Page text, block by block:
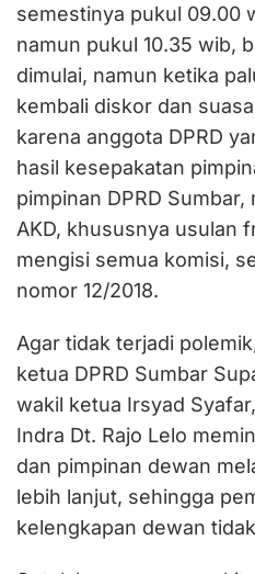
semestinya pukul 09.00
namun pukul 10.35 wib,
dimulai, namun ketika
kembali diskor dan
karena anggota DPRD
hasil kesepakatan
pimpinan DPRD
AKD, khususnya usulan
mengisi semua komisi,
nomor 12/2018.
Agar tidak terjadi
ketua DPRD Sumbar
wakil ketua Irsyad
Indra Dt. Rajo Lelo
dan pimpinan dewan
lebih lanjut, sehingga
kelengkapan dewan